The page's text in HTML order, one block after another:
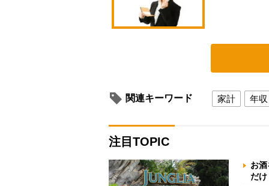
関連キーワード 家計 年収
注目TOPIC
お
だ